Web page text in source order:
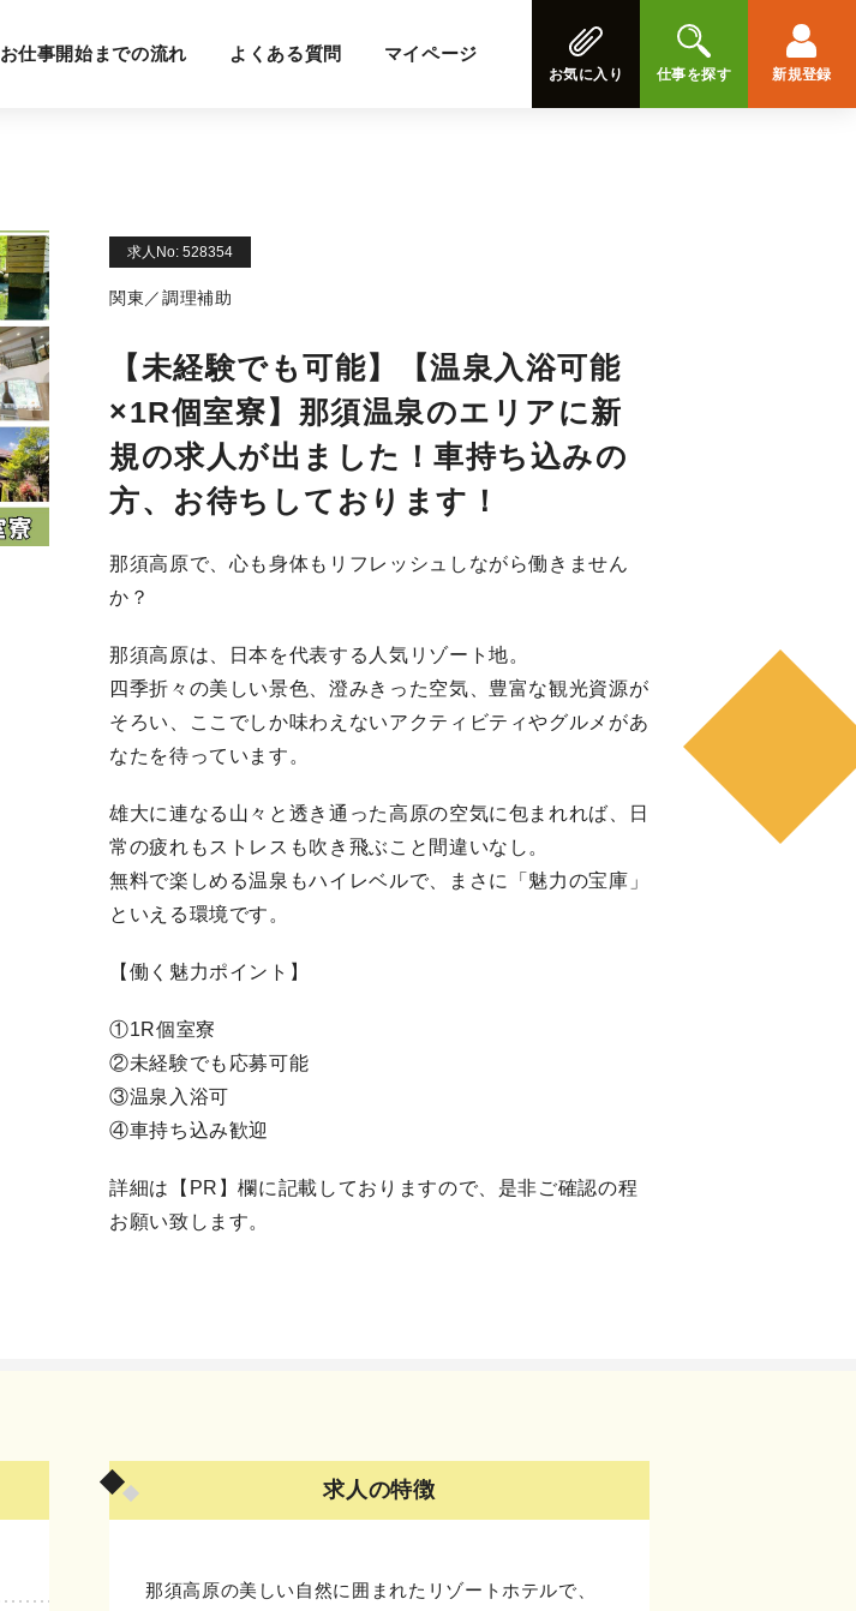
お仕事開始までの流れ よくある質問 マイページ
お気に入り 仕事を探す 新規登録
求人No: 528354
関東／調理補助
【未経験でも可能】【温泉入浴可能
×1R個室寮】那須温泉のエリアに新
規の求人が出ました！車持ち込みの
方、お待ちしております！
那須高原で、心も身体もリフレッシュしながら働きません
か？
那須高原は、日本を代表する人気リゾート地。
四季折々の美しい景色、澄みきった空気、豊富な観光資源が
そろい、ここでしか味わえないアクティビティやグルメがあ
なたを待っています。
雄大に連なる山々と透き通った高原の空気に包まれれば、日
常の疲れもストレスも吹き飛ぶこと間違いなし。
無料で楽しめる温泉もハイレベルで、まさに「魅力の宝庫」
といえる環境です。
【働く魅力ポイント】
①1R個室寮
②未経験でも応募可能
③温泉入浴可
④車持ち込み歓迎
詳細は【PR】欄に記載しておりますので、是非ご確認の程
お願い致します。
求人の特徴
那須高原の美しい自然に囲まれたリゾートホテルで、